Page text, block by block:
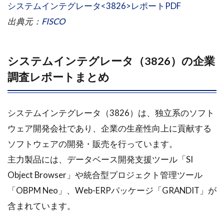
システムインテグレータ<3826>レポートPDF
出典元： FISCO
システムインテグレータ（3826）の企業
調査レポートまとめ
システムインテグレータ（3826）は、独立系のソフト
ウェア開発会社であり、企業の生産性向上に貢献する
ソフトウェアの開発・販売を行っています。
主力製品には、データベース開発支援ツール「SI
Object Browser」や統合型プロジェクト管理ツール
「OBPM Neo」、Web-ERPパッケージ「GRANDIT」が
含まれています。